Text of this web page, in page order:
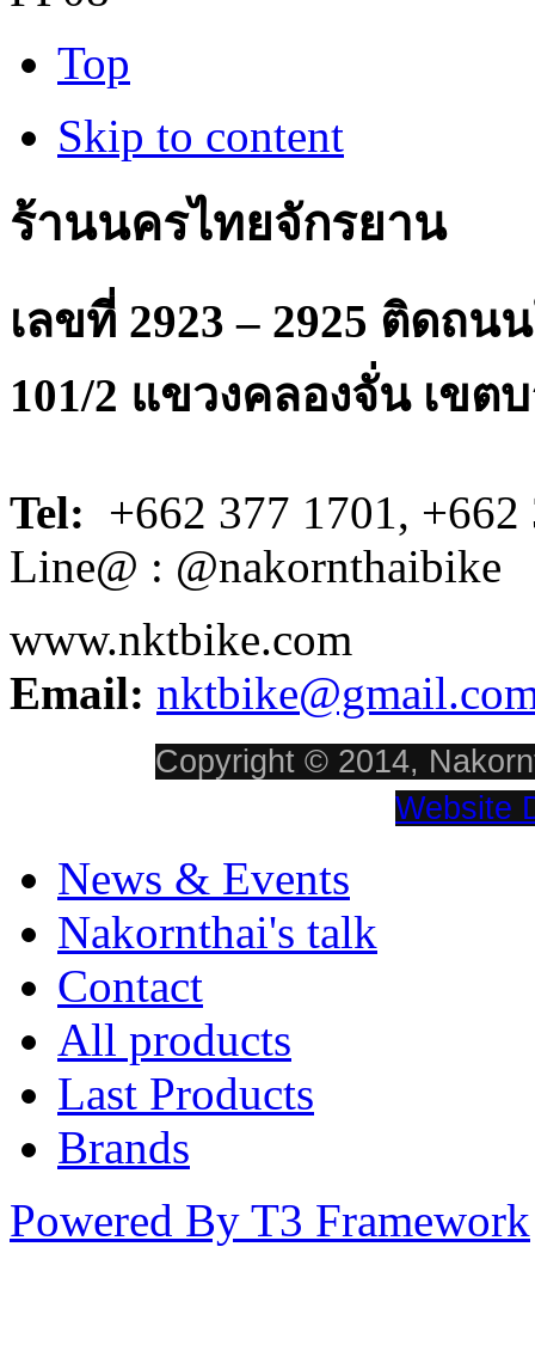
Top
Skip to content
ร้านนครไทยจักรยาน
เลขที่ 2923 – 2925 ติดถ
101/2 แขวงคลองจั่น เขต
Tel: +662 377 1701,
Line@ : @nakornthaibike
www.nktbike.com
Email:
Copyright © 2014,
Website
News & Events
Nakornthai's talk
Contact
All products
Last Products
Brands
Powered By T3 Framework